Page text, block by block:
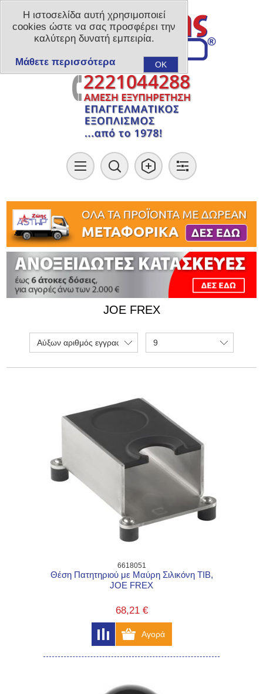
JOE FREX
Αύξων αριθμός εγγραφής 9
6618051
Θέση Πατητηριού με Μαύρη Σιλικόνη TIB,
JOE FREX
68,21 €
Η ιστοσελίδα αυτή χρησιμοποιεί
cookies ώστε να σας προσφέρει την
καλύτερη δυνατή εμπειρία.
OK
Μάθετε περισσότερα